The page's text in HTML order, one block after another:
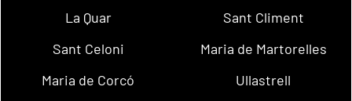
La Quar
Sant Climent
Sant Celoni
Maria de Martorelles
Maria de Corcó
Ullastrell